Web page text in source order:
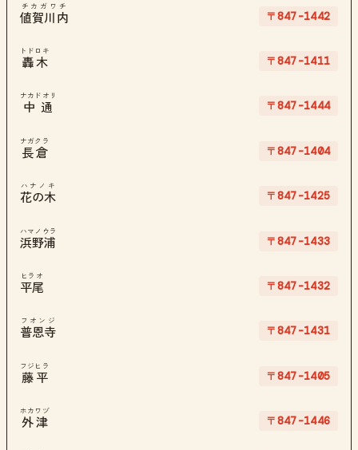
値賀川内
チカガワチ
〒847-1442
轟木
トドロキ
〒847-1411
中通
ナカドオリ
〒847-1444
長倉
ナガクラ
〒847-1404
花の木
ハナノキ
〒847-1425
浜野浦
ハマノウラ
〒847-1433
平尾
ヒラオ
〒847-1432
普恩寺
フオンジ
〒847-1431
藤平
フジヒラ
〒847-1405
外津
ホカワヅ
〒847-1446